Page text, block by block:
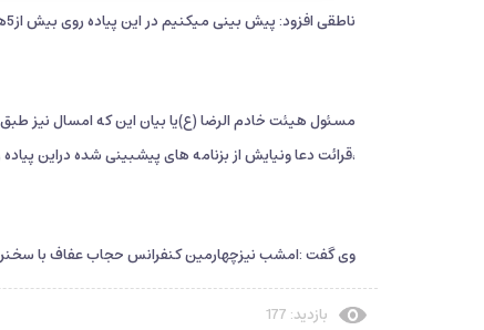
ناطقی افزود: پیش بینی میکنیم در این پیاده روی بیش از5هزار نفر حضور داشته باشند.
مسئول هیئت خادم الرضا (ع)یا بیان این که امسال نیز
،قرائت دعا ونیایش از بزنامه های پیشبینی شده دراین
وی گفت :امشب نیزچهارمین کنفرانس حجاب عفاف با
بازدید: 177